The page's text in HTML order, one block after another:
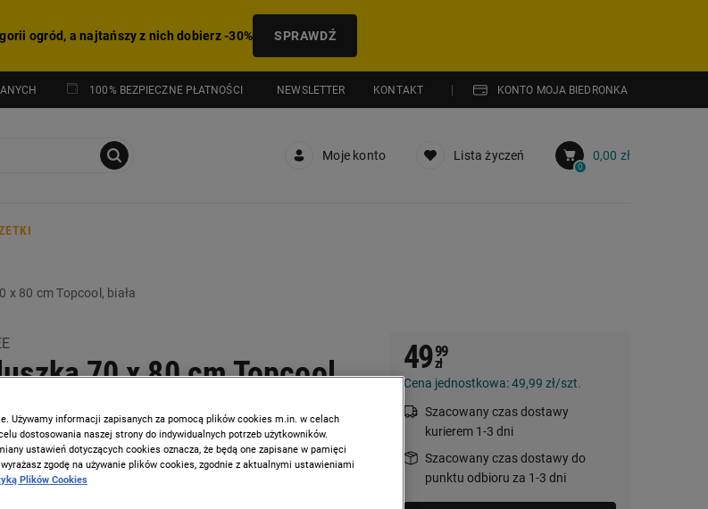
ogród, a najtańszy z nich dobierz -30% SPRAWDŹ
100% BEZPIECZNE PŁATNOŚCI NEWSLETTER KONTAKT KONTO MOJA BIEDRONKA
Moje konto Lista życzeń
0
0,00 zł
x 80 cm Topcool, biała
70 x 80 cm Topcool,
TOPCOOL od SMUKEE HOME o wymiarach 70 x 80 cm to
klasy I, który zapewnia komfortowy sen podczas
4999
zł
Cena jednostkowa:49,99 zł/szt.
Szacowany czas dostawy
kurierem 1-3 dni
Szacowany czas dostawy do
punktu odbioru za 1-3 dni
Używamy informacji zapisanych za pomocą plików cookies m.in. w celach
dostosowania naszej strony do indywidualnych potrzeb użytkowników.
ustawień dotyczących cookies oznacza, że będą one zapisane w pamięci
zgodę na używanie plików cookies, zgodnie z aktualnymi ustawieniami
Plików Cookies